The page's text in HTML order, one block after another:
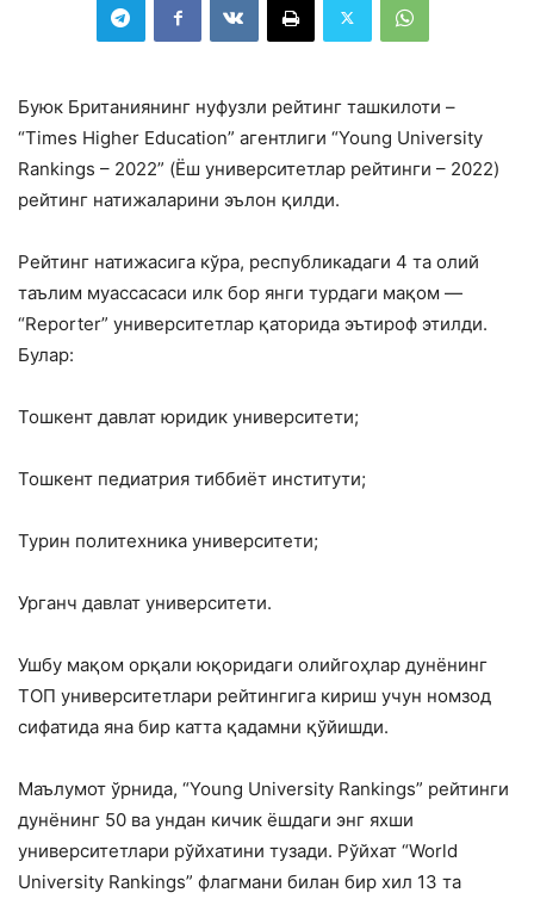
Буюк Британиянинг нуфузли рейтинг ташкилоти –
“Times Highеr Education” агентлиги “Young University
Rankings – 2022” (Ёш университетлар рейтинги – 2022)
рейтинг натижаларини эълон қилди.
Рейтинг натижасига кўра, республикадаги 4 та олий
таълим муассасаcи илк бор янги турдаги мақом —
“Reportеr” университетлар қаторида эътироф этилди.
Булар:
Тошкент давлат юридик университети;
Тошкент педиатрия тиббиёт институти;
Турин политехника университети;
Урганч давлат университети.
Ушбу мақом орқали юқоридаги олийгоҳлар дунёнинг
ТОП университетлари рейтингига кириш учун номзод
сифатида яна бир катта қадамни қўйишди.
Маълумот ўрнида, “Young University Rankings” рейтинги
дунёнинг 50 ва ундан кичик ёшдаги энг яхши
университетлари рўйхатини тузади. Рўйхат “World
University Rankings” флагмани билан бир хил 13 та